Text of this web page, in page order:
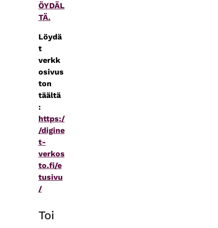
ÖYDÄL
TÄ.
Löydä
t
verkk
osivus
ton
täältä
:
https:/
/digine
t-
verkos
to.fi/e
tusivu
/
Toi